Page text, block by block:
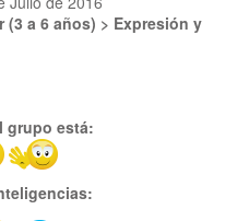
(3 a 6 años) > Expresión y
grupo está: